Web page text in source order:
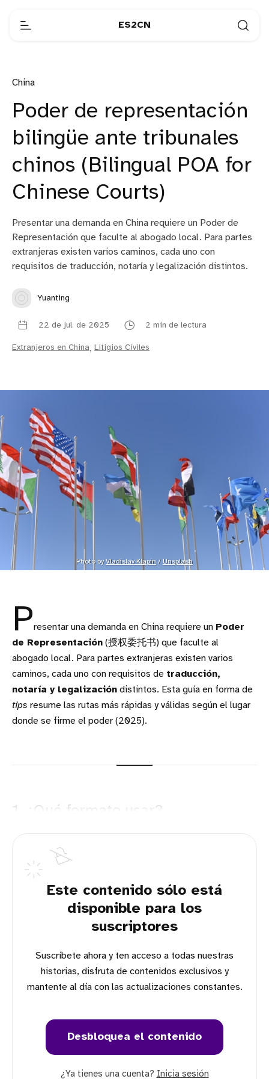
ES2CN
China
Poder de representación
bilingüe ante tribunales
chinos (Bilingual POA for
Chinese Courts)
Presentar una demanda en China requiere un Poder de
Representación que faculte al abogado local. Para partes
extranjeras existen varios caminos, cada uno con
requisitos de traducción, notaría y legalización distintos.
Yuanting
22 de jul. de 2025 2 min de lectura
Extranjeros en China, Litigios Civiles
Photo by Vladislav Klapin / Unsplash
Presentar una demanda en China requiere un Poder
de Representación (授权委托书) que faculte al
abogado local. Para partes extranjeras existen varios
caminos, cada uno con requisitos de traducción,
notaría y legalización distintos. Esta guía en forma de
tips resume las rutas más rápidas y válidas según el lugar
donde se firme el poder (2025).
1. ¿Qué formato usar?
Este contenido sólo está
disponible para los
suscriptores
Suscríbete ahora y ten acceso a todas nuestras
historias, disfruta de contenidos exclusivos y
mantente al día con las actualizaciones constantes.
Desbloquea el contenido
¿Ya tienes una cuenta? Inicia sesión